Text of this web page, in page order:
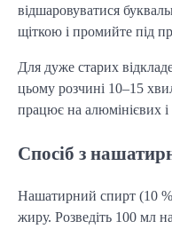
відшаровуватися
щіткою і промийте під
Для дуже старих
цьому розчині 10–15
працює на алюмінієвих
Спосіб з
Нашатирний спирт (10
жиру. Розведіть 100 мл